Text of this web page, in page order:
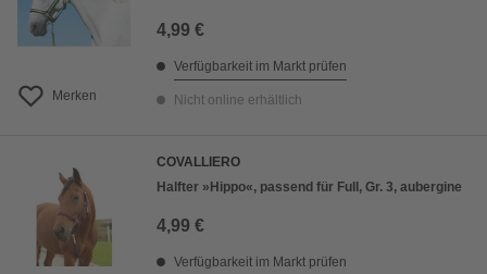
Merken
4,99 €
Verfügbarkeit im Markt prüfen
Nicht online erhältlich
COVALLIERO
Halfter »Hippo«, passend für Full, Gr. 3, aubergine
4,99 €
Verfügbarkeit im Markt prüfen